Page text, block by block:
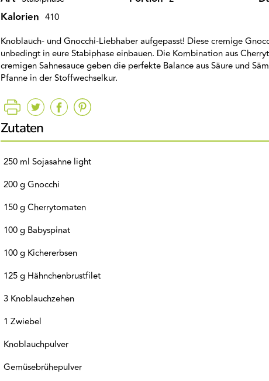
Kalorien 410
Knoblauch- und Gnocchi-Liebhaber aufgepasst! Diese cremige
unbedingt in eure Stabiphase einbauen. Die Kombination aus
cremigen Sahnesauce geben die perfekte Balance aus Säure und
Pfanne in der Stoffwechselkur.
Zutaten
250 ml Sojasahne light
200 g Gnocchi
150 g Cherrytomaten
100 g Babyspinat
100 g Kichererbsen
125 g Hähnchenbrustfilet
3 Knoblauchzehen
1 Zwiebel
Knoblauchpulver
Gemüsebrühepulver